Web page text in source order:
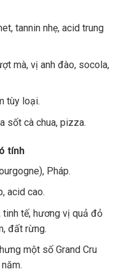
tannin nhẹ, acid trung
mà, vị anh đào, socola,
tùy loại.
sốt cà chua, pizza.
tính
Pháp.
acid cao.
tinh tế, hương vị quả đỏ
đất rừng.
một số Grand Cru